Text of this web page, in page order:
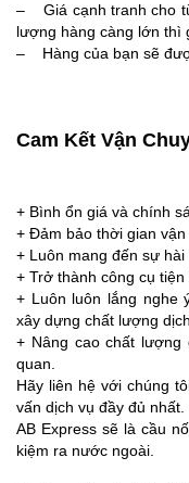
– Giá cạnh tranh cho
lượng hàng càng lớn thì
– Hàng của bạn sẽ
Cam Kết Vận
+ Bình ổn giá và chính
+ Đảm bảo thời gian
+ Luôn mang đến sự hài
+ Trở thành công cụ tiện
+ Luôn luôn lắng nghe
xây dựng chất lượng
+ Nâng cao chất
quan.
Hãy liên hệ với chúng
vấn dịch vụ đầy đủ nhất.
AB Express sẽ là cầu
kiệm ra nước ngoài.